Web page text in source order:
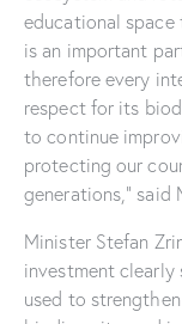
educational space
is an important
therefore every
respect for its
to continue
protecting our
generations,” said
Minister Stefan
investment clearly
used to